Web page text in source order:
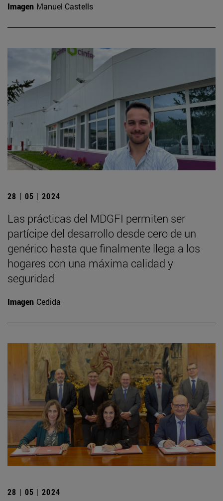
Imagen Manuel Castells
28 | 05 | 2024
Las prácticas del MDGFI permiten ser
partícipe del desarrollo desde cero de un
genérico hasta que finalmente llega a los
hogares con una máxima calidad y
seguridad
Imagen Cedida
28 | 05 | 2024